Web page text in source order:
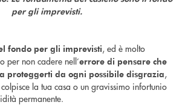
per gli imprevisti.
fondo per gli imprevisti, ed è molto
per non cadere nell’errore di pensare che
proteggerti da ogni possibile disgrazia,
colpisce la tua casa o un gravissimo infortunio
permanente.